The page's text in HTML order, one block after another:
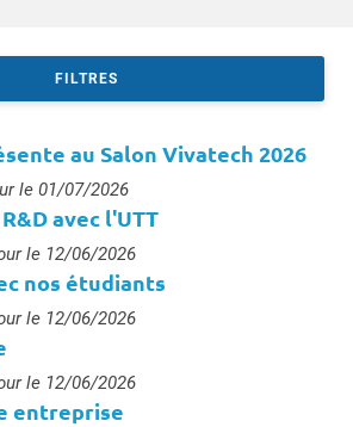
FILTRES
au Salon Vivatech 2026
le 01/07/2026
avec l'UTT
le 12/06/2026
nos étudiants
le 12/06/2026
le 12/06/2026
entreprise